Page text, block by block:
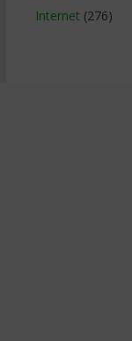
Internet (276)